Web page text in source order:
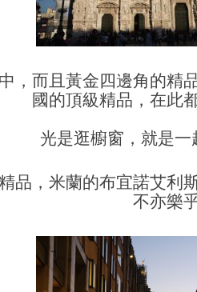
，而且黃金四邊角的精
國的頂級精品，在此
光是逛櫥窗，就是一
品，米蘭的布宜諾艾利
不亦樂乎